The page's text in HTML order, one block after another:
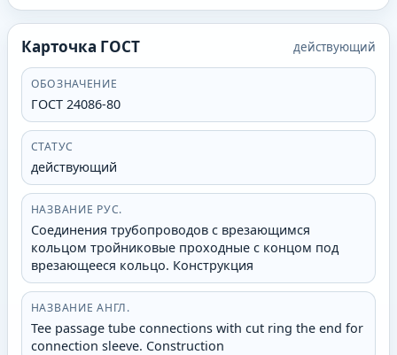
Карточка ГОСТ действующий
ОБОЗНАЧЕНИЕ
ГОСТ 24086-80
СТАТУС
действующий
НАЗВАНИЕ РУС.
Соединения трубопроводов с врезающимся
кольцом тройниковые проходные с концом под
врезающееся кольцо. Конструкция
НАЗВАНИЕ АНГЛ.
Tee passage tube connections with cut ring the end for
connection sleeve. Construction